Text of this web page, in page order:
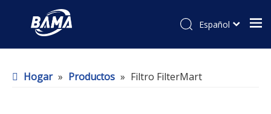
Español
Hogar » Productos » Filtro FilterMart